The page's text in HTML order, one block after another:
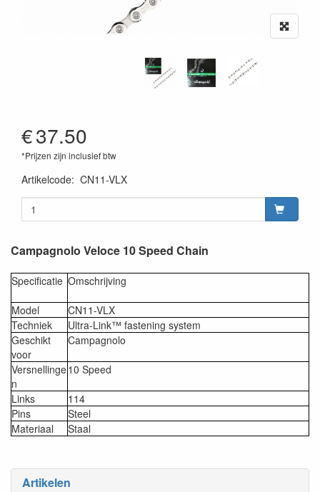
Artikelen
€37.50
*Prijzen zijn inclusief btw
Artikelcode: CN11-VLX
Campagnolo Veloce 10 Speed Chain
Specificatie Omschrijving
Model
CN11-VLX
Techniek
Ultra-Link™ fastening system
Geschikt
voor
Campagnolo
Versnellinge
n
10 Speed
Links
114
Pins
Steel
Materiaal
Staal